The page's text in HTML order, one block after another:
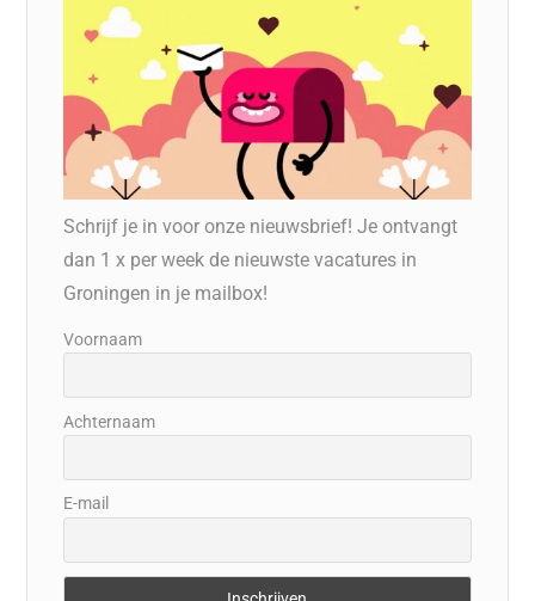
Schrijf je in voor onze nieuwsbrief! Je ontvangt
dan 1 x per week de nieuwste vacatures in
Groningen in je mailbox!
Voornaam
Achternaam
E-mail